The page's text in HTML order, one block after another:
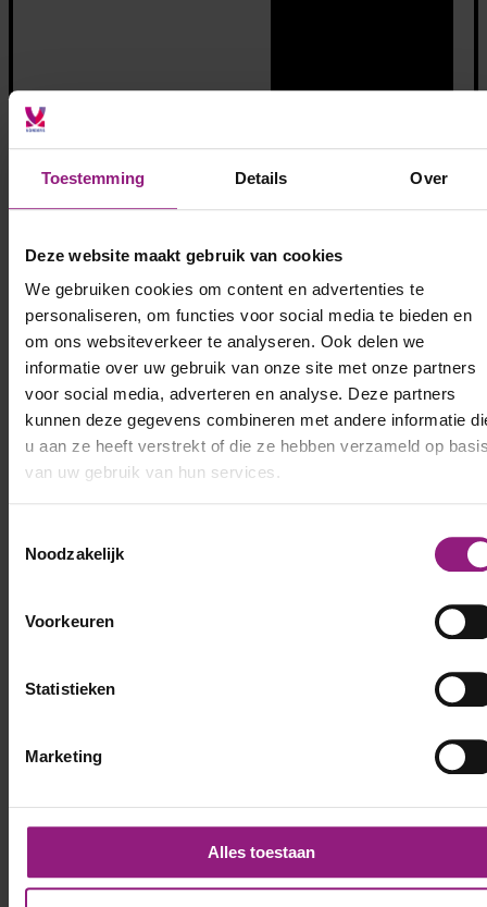
Toestemming Details Over
Deze website maakt gebruik van cookies
We gebruiken cookies om content en advertenties te
personaliseren, om functies voor social media te bieden en
om ons websiteverkeer te analyseren. Ook delen we
informatie over uw gebruik van onze site met onze partners
voor social media, adverteren en analyse. Deze partners
kunnen deze gegevens combineren met andere informatie
u aan ze heeft verstrekt of die ze hebben verzameld op
van uw gebruik van hun services.
Noodzakelijk
Voorkeuren
Statistieken
Marketing
Alles toestaan
Bekijk alle opdrachten